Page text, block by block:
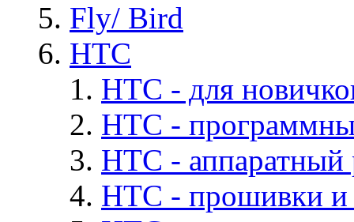
Fly/ Bird
HTC
HTC - для
HTC -
HTC - аппаратный
HTC - прошивки